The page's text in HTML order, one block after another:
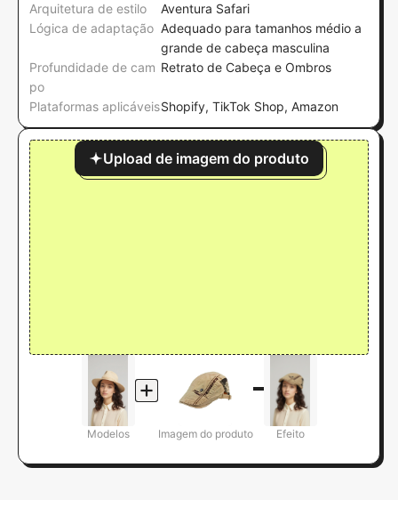
Arquitetura de estilo
Aventura Safari
Lógica de adaptação Adequado para tamanhos médio a
grande de cabeça masculina
Profundidade de cam
po
Retrato de Cabeça e Ombros
Plataformas aplicáveisShopify, TikTok Shop, Amazon
Upload de imagem do produto
Modelos Imagem do produto Efeito